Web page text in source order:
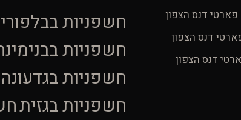
דנס הצפון
דנס הצפון
דנס הצפון
חשפניות
חשפניות
חשפניות בגדעונה
חשפניות בגזית